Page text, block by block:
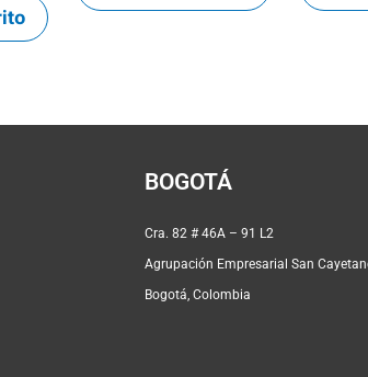
BOGOTÁ
Cra. 82 # 46A –
Agrupación Empresarial San
Bogotá, Colombia